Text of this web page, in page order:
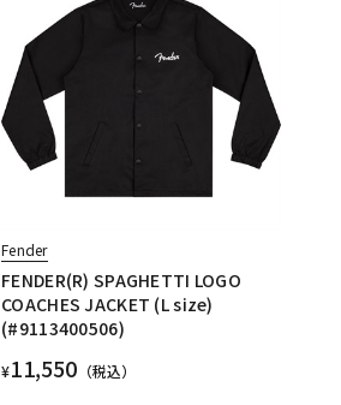
Fender
FENDER(R) SPAGHETTI LOGO
COACHES JACKET (L size)
(#9113400506)
¥11,550 （税込）